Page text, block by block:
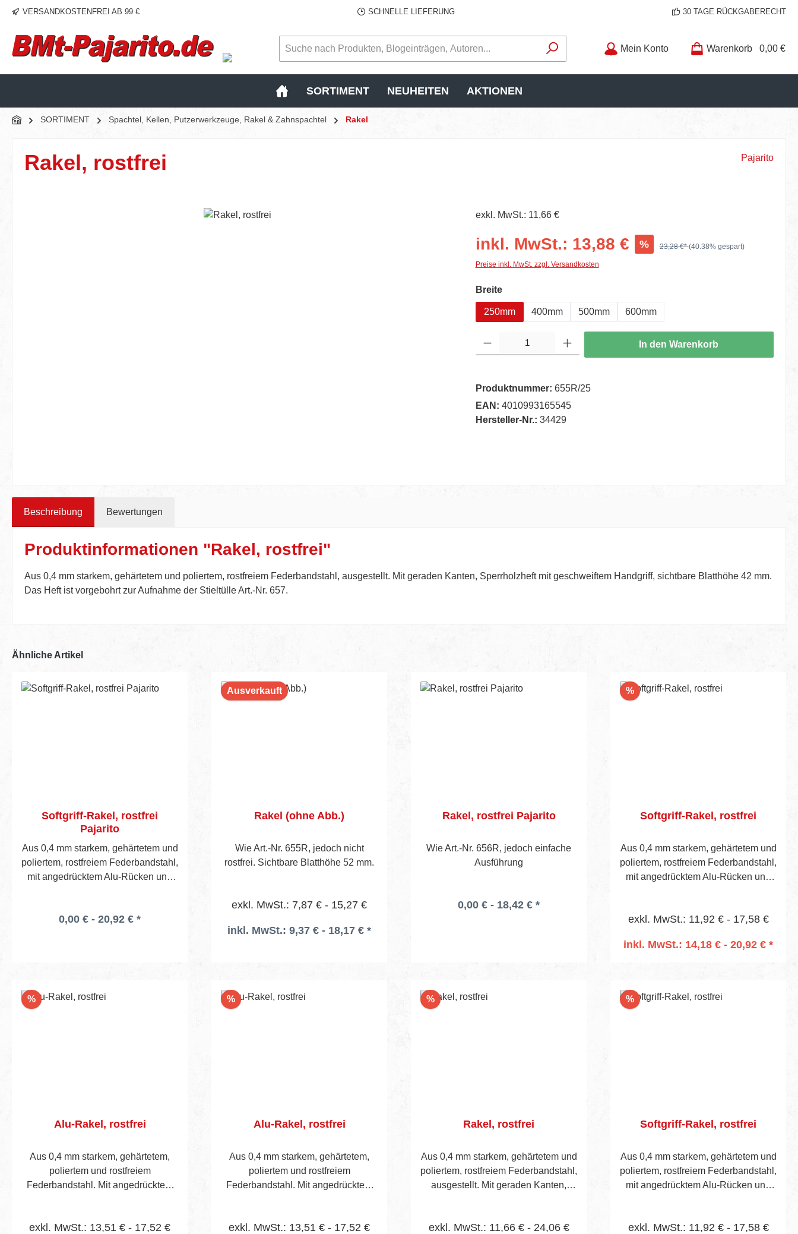
Hauptinhalt springen
Zur Suche springen
Zur Hauptnavigation springen
VERSANDKOSTENFREI AB 99 € SCHNELLE LIEFERUNG 30 TAGE RÜCKGABERECHT
Mein Konto Warenkorb 0,00 €
SORTIMENT NEUHEITEN AKTIONEN
SORTIMENT Spachtel, Kellen, Putzerwerkzeuge, Rakel & Zahnspachtel Rakel
Rakel, rostfrei Pajarito
exkl. MwSt.: 11,66 €
inkl. MwSt.: 13,88 € % 23,28 €*(40.38% gespart)
Preise inkl. MwSt. zzgl. Versandkosten
Breiteauswählen
250mm 400mm 500mm 600mm
In den Warenkorb
Produktnummer: 655R/25
EAN: 4010993165545
Hersteller-Nr.: 34429
Beschreibung Bewertungen
Produktinformationen "Rakel, rostfrei"
Aus 0,4 mm starkem, gehärtetem und poliertem, rostfreiem Federbandstahl, ausgestellt. Mit geraden Kanten, Sperrholzheft mit geschweiftem Handgriff, sichtbare Blatthöhe 42 mm.
Das Heft ist vorgebohrt zur Aufnahme der Stieltülle Art.-Nr. 657.
Ähnliche Artikel
Softgriff-Rakel, rostfrei
Pajarito
Aus 0,4 mm starkem, gehärtetem und
poliertem, rostfreiem Federbandstahl,
mit angedrücktem Alu-Rücken und
0,00 € - 20,92 € *
Ausverkauft
Rakel (ohne Abb.)
Wie Art.-Nr. 655R, jedoch nicht
rostfrei. Sichtbare Blatthöhe 52 mm.
exkl. MwSt.: 7,87 € - 15,27 €
inkl. MwSt.: 9,37 € - 18,17 € *
Rakel, rostfrei Pajarito
Wie Art.-Nr. 656R, jedoch einfache
Ausführung
0,00 € - 18,42 € *
%Rabatt
Softgriff-Rakel, rostfrei
Aus 0,4 mm starkem, gehärtetem und
poliertem, rostfreiem Federbandstahl,
mit angedrücktem Alu-Rücken und
exkl. MwSt.: 11,92 € - 17,58 €
inkl. MwSt.: 14,18 € - 20,92 € *
%Rabatt
Alu-Rakel, rostfrei
Aus 0,4 mm starkem, gehärtetem,
poliertem und rostfreiem
Federbandstahl. Mit angedrücktem
Blatthöhe 40 mm. Vorgebohrtes Heft
exkl. MwSt.: 13,51 € - 17,52 €
%Rabatt
Alu-Rakel, rostfrei
Aus 0,4 mm starkem, gehärtetem,
poliertem und rostfreiem
Federbandstahl. Mit angedrücktem
Blatthöhe 40 mm. Vorgebohrtes Heft
exkl. MwSt.: 13,51 € - 17,52 €
%Rabatt
Rakel, rostfrei
Aus 0,4 mm starkem, gehärtetem und
poliertem, rostfreiem Federbandstahl,
ausgestellt. Mit geraden Kanten,
mm. Das Heft ist vorgebohrt zur
exkl. MwSt.: 11,66 € - 24,06 €
%Rabatt
Softgriff-Rakel, rostfrei
Aus 0,4 mm starkem, gehärtetem und
poliertem, rostfreiem Federbandstahl,
mit angedrücktem Alu-Rücken und
exkl. MwSt.: 11,92 € - 17,58 €